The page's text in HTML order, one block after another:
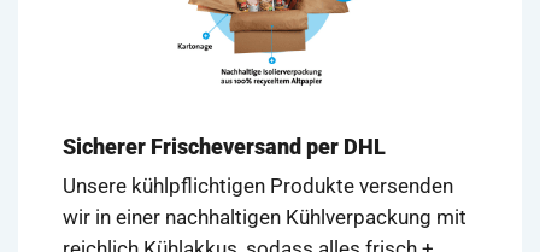
Sicherer Frischeversand per DHL
Unsere kühlpflichtigen Produkte versenden
wir in einer nachhaltigen Kühlverpackung mit